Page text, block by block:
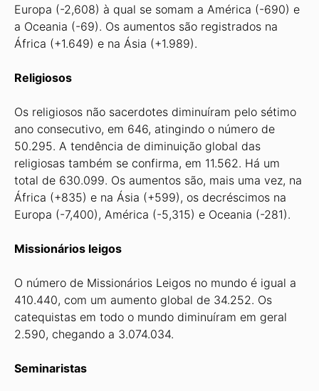
Europa (-2,608) à qual se somam a América (-690) e
a Oceania (-69). Os aumentos são registrados na
África (+1.649) e na Ásia (+1.989).
Religiosos
Os religiosos não sacerdotes diminuíram pelo sétimo
ano consecutivo, em 646, atingindo o número de
50.295. A tendência de diminuição global das
religiosas também se confirma, em 11.562. Há um
total de 630.099. Os aumentos são, mais uma vez, na
África (+835) e na Ásia (+599), os decréscimos na
Europa (-7,400), América (-5,315) e Oceania (-281).
Missionários leigos
O número de Missionários Leigos no mundo é igual a
410.440, com um aumento global de 34.252. Os
catequistas em todo o mundo diminuíram em geral
2.590, chegando a 3.074.034.
Seminaristas